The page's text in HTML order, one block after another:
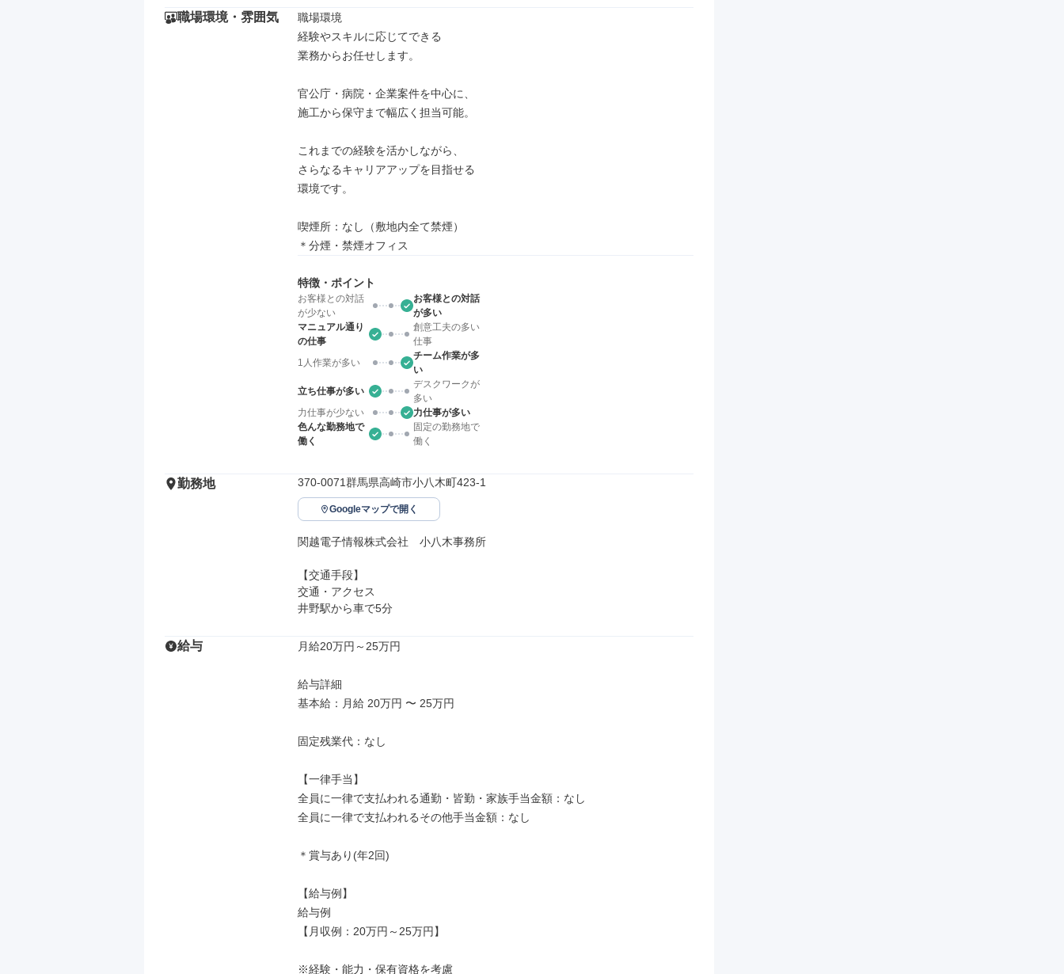
職場環境・雰囲気
職場環境
経験やスキルに応じてできる
業務からお任せします。
官公庁・病院・企業案件を中心に、
施工から保守まで幅広く担当可能。
これまでの経験を活かしながら、
さらなるキャリアアップを目指せる
環境です。
喫煙所：なし（敷地内全て禁煙）
＊分煙・禁煙オフィス
特徴・ポイント
お客様との対話
が少ない
お客様との対話
が多い
マニュアル通り
の仕事
創意工夫の多い
仕事
1人作業が多い
チーム作業が多
い
立ち仕事が多い
デスクワークが
多い
力仕事が少ない
力仕事が多い
色んな勤務地で
働く
固定の勤務地で
働く
勤務地 370-0071群馬県高崎市小八木町423-1
Googleマップで開く
関越電子情報株式会社　小八木事務所
【交通手段】
交通・アクセス
井野駅から車で5分
給与 月給20万円～25万円
給与詳細
基本給：月給 20万円 〜 25万円
固定残業代：なし
【一律手当】
全員に一律で支払われる通勤・皆勤・家族手当金額：なし
全員に一律で支払われるその他手当金額：なし
＊賞与あり(年2回)
【給与例】
給与例
【月収例：20万円～25万円】
※経験・能力・保有資格を考慮